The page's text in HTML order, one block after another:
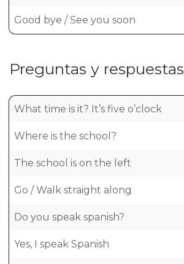
Good bye / See you soon
Preguntas y respuestas
What time is it? It’s five o’clock
Where is the school?
The school is on the left
Go / Walk straight along
Do you speak spanish?
Yes, I speak Spanish